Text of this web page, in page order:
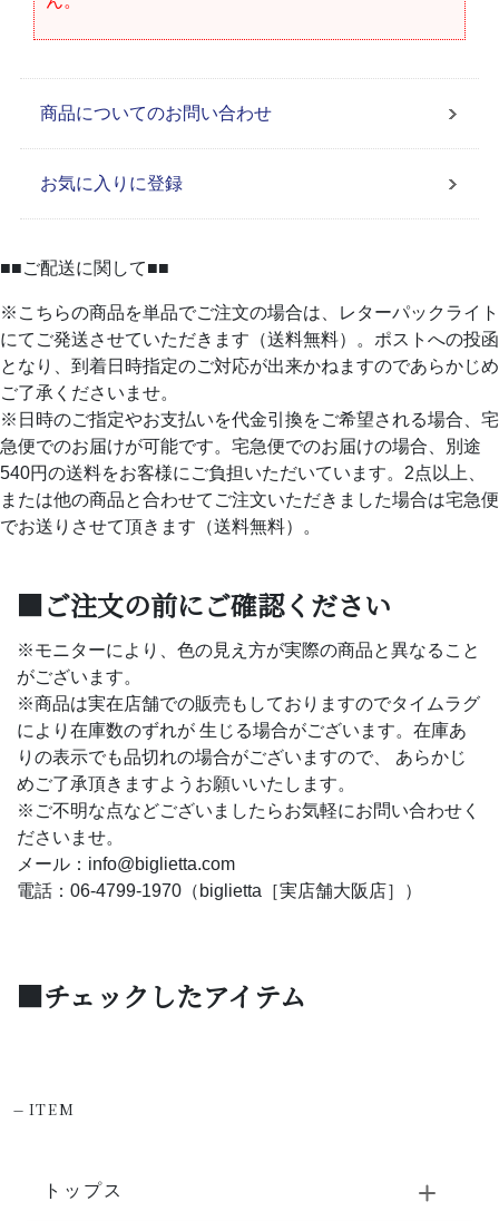
商品についてのお問い合わせ
お気に入りに登録
■■ご配送に関して■■
※こちらの商品を単品でご注文の場合は、レターパックライト
にてご発送させていただきます（送料無料）。ポストへの投函
となり、到着日時指定のご対応が出来かねますのであらかじめ
ご了承くださいませ。
※日時のご指定やお支払いを代金引換をご希望される場合、宅
急便でのお届けが可能です。宅急便でのお届けの場合、別途
540円の送料をお客様にご負担いただいています。2点以上、
または他の商品と合わせてご注文いただきました場合は宅急便
でお送りさせて頂きます（送料無料）。
■ご注文の前にご確認ください
※モニターにより、色の見え方が実際の商品と異なること
がございます。
※商品は実在店舗での販売もしておりますのでタイムラグ
により在庫数のずれが 生じる場合がございます。在庫あ
りの表示でも品切れの場合がございますので、 あらかじ
めご了承頂きますようお願いいたします。
※ご不明な点などございましたらお気軽にお問い合わせく
ださいませ。
メール：info@biglietta.com
電話：06-4799-1970（biglietta［実店舗大阪店］）
■チェックしたアイテム
-ITEM
トップス